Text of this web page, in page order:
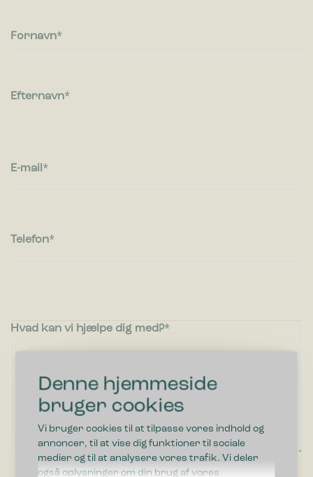
Denne hjemmeside
bruger cookies
Vi bruger cookies til at tilpasse vores indhold og
annoncer, til at vise dig funktioner til sociale
medier og til at analysere vores trafik. Vi deler
også oplysninger om din brug af vores
Fornavn
Efternavn
E-mail
Telefon
Hvad kan vi hjælpe dig med?